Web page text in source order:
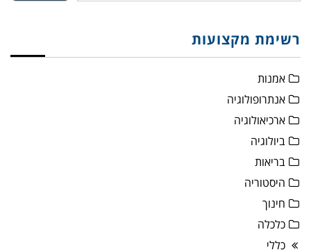
רשימת מקצועות
אמנות
אנתרופולוגיה
ארכיאולוגיה
ביולוגיה
בריאות
היסטוריה
חינוך
כלכלה
כללי